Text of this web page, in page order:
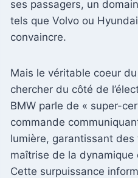
ses passagers, un
tels que Volvo ou
convaincre.
Mais le véritable coeur
chercher du côté de
BMW parle de « super-
commande
lumière, garantissant
maîtrise de la
Cette surpuissance